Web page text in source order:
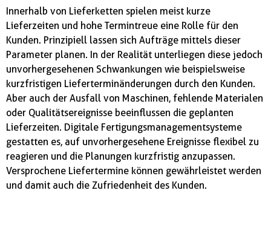
Innerhalb von Lieferketten spielen meist kurze
Lieferzeiten und hohe Termintreue eine Rolle für den
Kunden. Prinzipiell lassen sich Aufträge mittels dieser
Parameter planen. In der Realität unterliegen diese jedoch
unvorhergesehenen Schwankungen wie beispielsweise
kurzfristigen Lieferterminänderungen durch den Kunden.
Aber auch der Ausfall von Maschinen, fehlende Materialen
oder Qualitätsereignisse beeinflussen die geplanten
Lieferzeiten. Digitale Fertigungsmanagementsysteme
gestatten es, auf unvorhergesehene Ereignisse flexibel zu
reagieren und die Planungen kurzfristig anzupassen.
Versprochene Liefertermine können gewährleistet werden
und damit auch die Zufriedenheit des Kunden.